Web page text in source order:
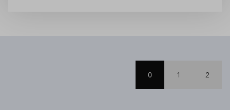
0 1 2